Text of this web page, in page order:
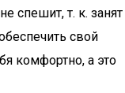
спешит, т. к. занят
свой
комфортно, а это